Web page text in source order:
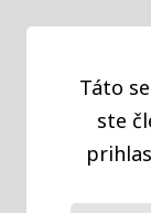
Táto
ste